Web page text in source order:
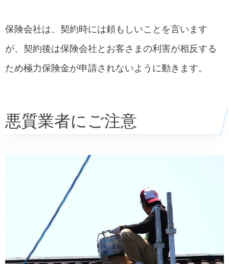
保険会社は、契約時には頼もしいことを言います
が、契約後は保険会社とお客さまの利害が相反する
ため極力保険金が申請されないように動きます。
悪質業者にご注意